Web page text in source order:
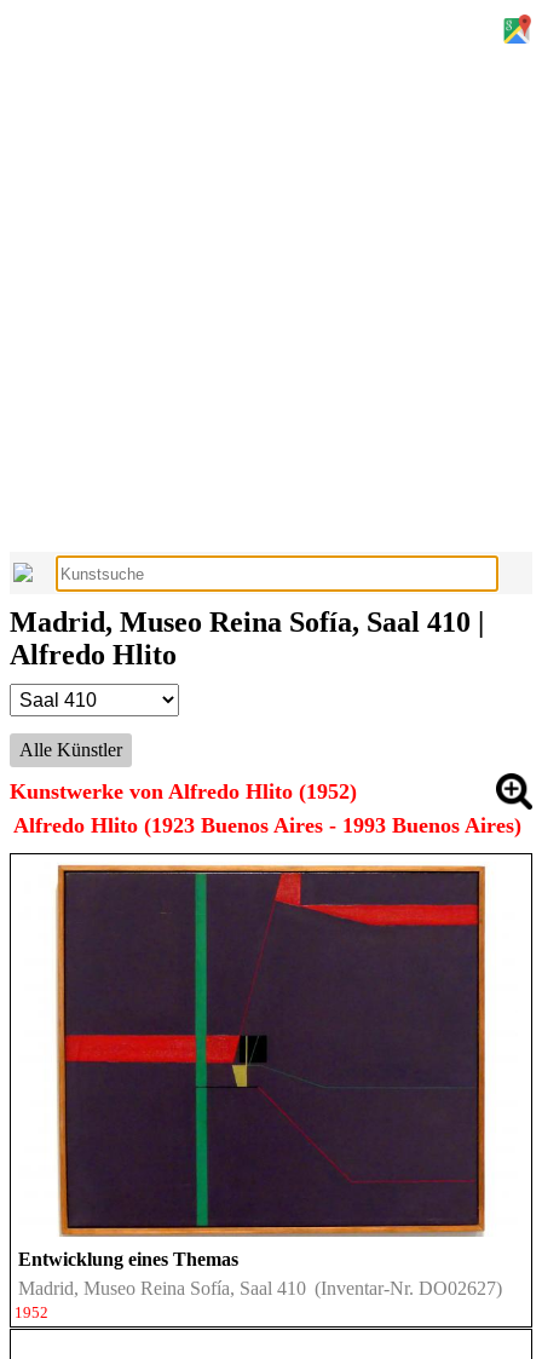
Madrid, Museo Reina Sofía, Saal 410 |
Alfredo Hlito
Alle Künstler
Kunstwerke von Alfredo Hlito (1952)
Alfredo Hlito (1923 Buenos Aires - 1993 Buenos Aires)
Entwicklung eines Themas
Madrid, Museo Reina Sofía, Saal 410 (Inventar-Nr. DO02627)
1952